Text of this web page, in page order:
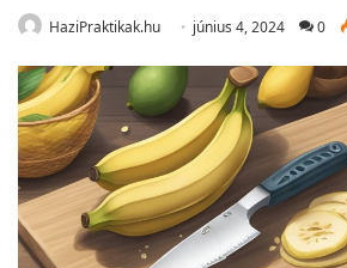
HaziPraktikak.hu június 4, 2024 0